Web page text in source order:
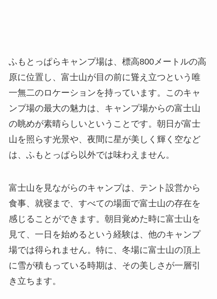
ふもとっぱらキャンプ場は、標高800メートルの高
原に位置し、富士山が目の前に聳え立つという唯
一無二のロケーションを持っています。このキャ
ンプ場の最大の魅力は、キャンプ場からの富士山
の眺めが素晴らしいということです。朝日が富士
山を照らす光景や、夜間に星が美しく輝く空など
は、ふもとっぱら以外では味わえません。
富士山を見ながらのキャンプは、テント設営から
食事、就寝まで、すべての場面で富士山の存在を
感じることができます。朝目覚めた時に富士山を
見て、一日を始めるという経験は、他のキャンプ
場では得られません。特に、冬場に富士山の頂上
に雪が積もっている時期は、その美しさが一層引
き立ちます。